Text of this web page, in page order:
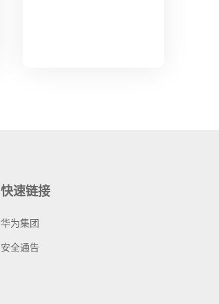
快速链接
华为集团
安全通告